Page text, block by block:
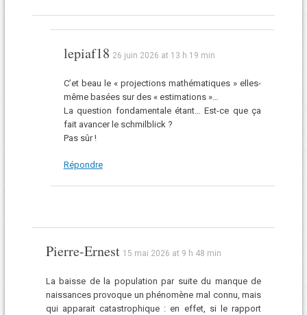
lepiaf18 26 juin 2026 at 13 h 19 min
C’et beau le « projections mathématiques » elles-
même basées sur des « estimations »…
La question fondamentale étant… Est-ce que ça
fait avancer le schmilblick ?
Pas sûr !
Répondre
Pierre-Ernest 15 mai 2026 at 9 h 48 min
La baisse de la population par suite du manque de
naissances provoque un phénomène mal connu, mais
qui apparait catastrophique : en effet, si le rapport